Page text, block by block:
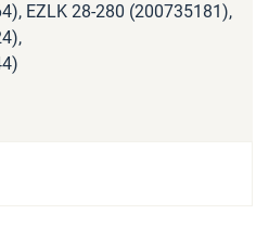
EZLK 28-280 (200735181),